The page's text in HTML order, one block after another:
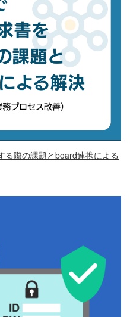
る際の課題とboard連携による